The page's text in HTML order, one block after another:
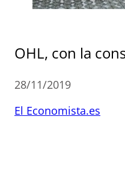
OHL, con la
28/11/2019
El Economista.es